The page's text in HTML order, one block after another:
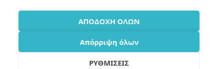
ΑΠΟΔΟΧΗ ΟΛΩΝ
Απόρριψη όλων
ΡΥΘΜΙΣΕΙΣ